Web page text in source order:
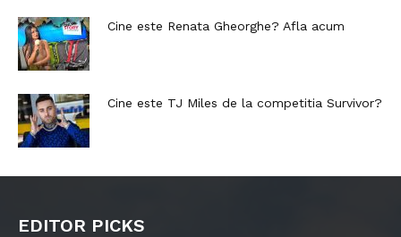
Cine este Renata Gheorghe? Afla acum
Cine este TJ Miles de la competitia Survivor?
EDITOR PICKS